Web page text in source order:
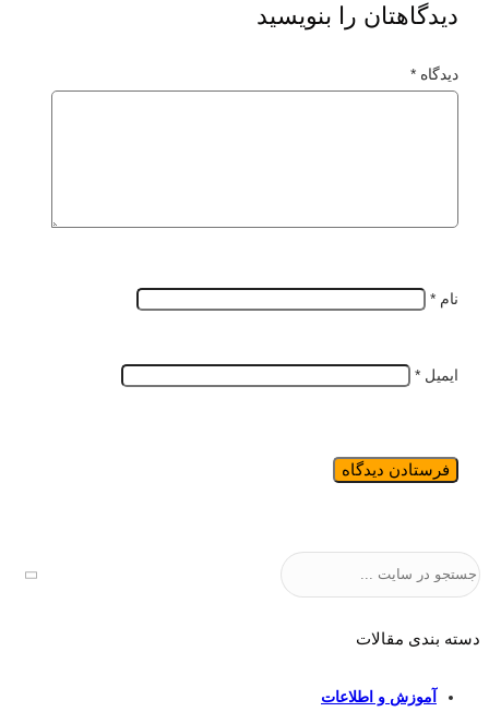
دیدگاهتان را بنویسید
دیدگاه *
نام *
ایمیل *
جستجو
دسته بندی مقالات
آموزش و اطلاعات